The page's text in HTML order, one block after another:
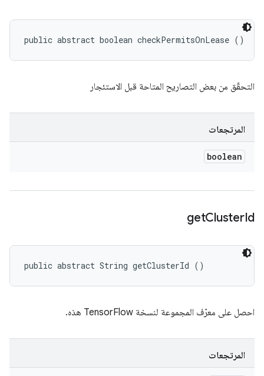
public abstract boolean checkPermitsOnLease ()
التحقّق من بعض التصاريح المتاحة قبل الاستئجار
المرتجعات
boolean
getClusterId
public abstract String getClusterId ()
احصل على معرّف المجموعة لنسخة TensorFlow هذه.
المرتجعات